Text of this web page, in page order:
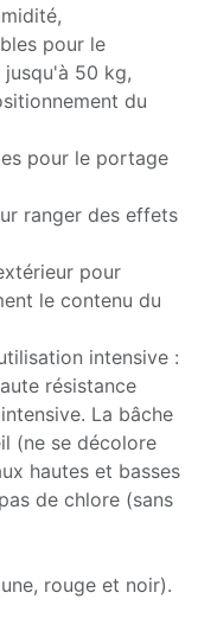
pour le
50 kg,
du
pour le portage
ranger des effets
pour
le contenu du
intensive :
résistance
La bâche
(ne se décolore
hautes et basses
de chlore (sans
rouge et noir).